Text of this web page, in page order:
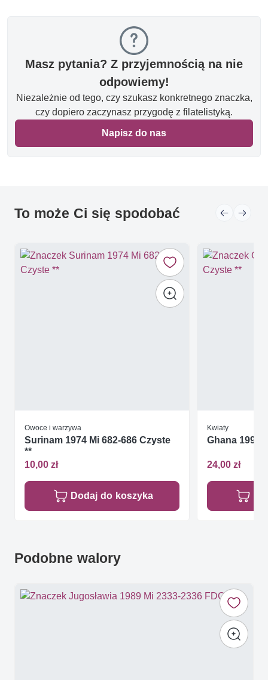
Masz pytania? Z przyjemnością na nie
odpowiemy!
Niezależnie od tego, czy szukasz konkretnego znaczka,
czy dopiero zaczynasz przygodę z filatelistyką.
Napisz do nas
To może Ci się spodobać
Owoce i warzywa
Surinam 1974 Mi 682-686 Czyste
**
10,00 zł
Dodaj do koszyka
Kwiaty
Ghana 1990
24,00 zł
Podobne walory